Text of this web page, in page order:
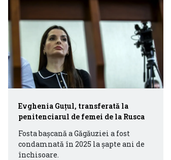
Evghenia Guțul, transferată la
penitenciarul de femei de la Rusca
Fosta bașcană a Găgăuziei a fost
condamnată în 2025 la șapte ani de
închisoare.